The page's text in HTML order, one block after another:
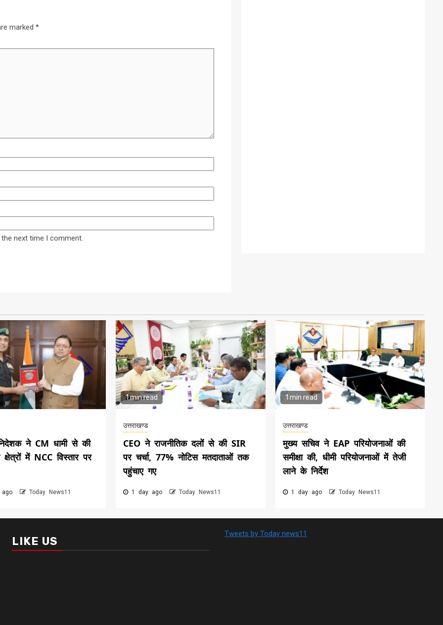
marked *
next time I comment.
ने CM धामी से की
में NCC विस्तार पर
Today News11
1 min read
उत्तराखण्ड
CEO ने राजनीतिक दलों से की SIR
पर चर्चा, 77% नोटिस मतदाताओं तक
पहुंचाए गए
1 day ago Today News11
1 min read
उत्तराखण्ड
मुख्य सचिव ने EAP परियोजनाओं की
समीक्षा की, धीमी परियोजनाओं में तेजी
लाने के निर्देश
1 day ago Today News11
LIKE US
Tweets by Today news11